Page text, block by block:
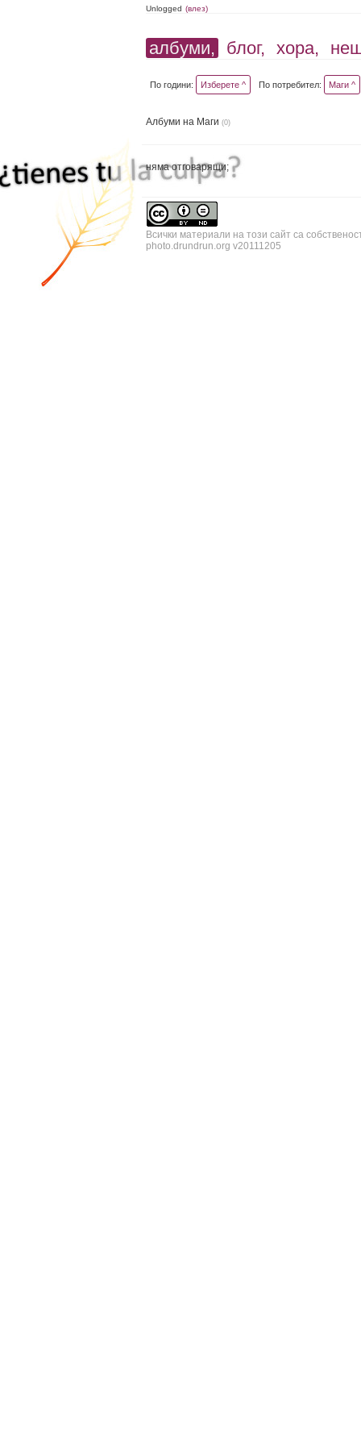
Unlogged (влез)
албуми, блог, хора,
По години: Изберете ^ По потребител: Маги ^
Албуми на Маги(0)
няма отговарящи;
Всички материали на този сайт са
photo.drundrun.org v20111205